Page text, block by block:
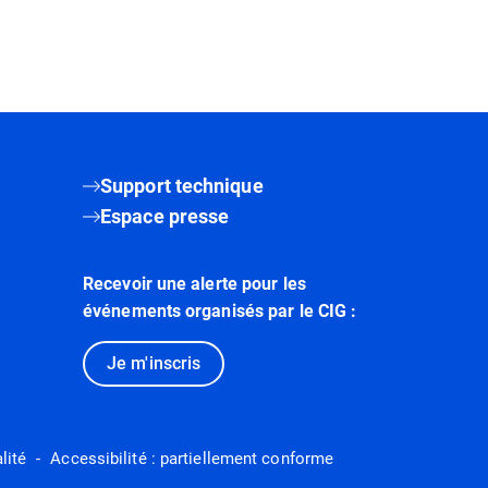
Support technique
Espace presse
Recevoir une alerte pour les
événements organisés par le CIG :
Je m'inscris
Accessibilité : partiellement conforme